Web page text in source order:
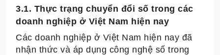
3.1. Thực trạng chuyển đổi số trong các
doanh nghiệp ở Việt Nam hiện nay
Các doanh nghiệp ở Việt Nam hiện nay đã
nhận thức và áp dụng công nghệ số trong